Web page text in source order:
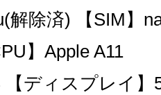
解除済) 【SIM】
】Apple A11
【ディスプレイ